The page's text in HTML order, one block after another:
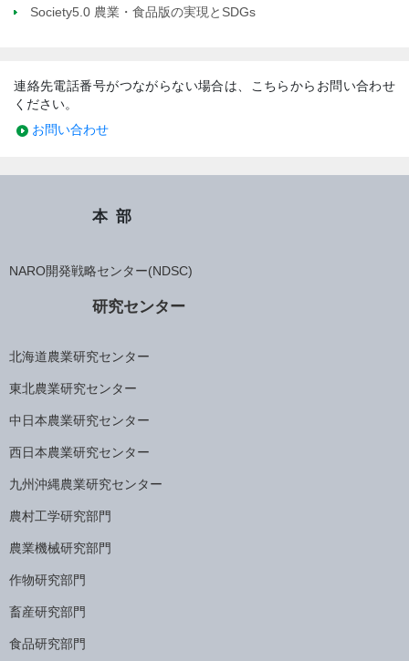
Society5.0 農業・食品版の実現とSDGs
連絡先電話番号がつながらない場合は、こちらからお問い合わせ
ください。
お問い合わせ
本部
NARO開発戦略センター(NDSC)
研究センター
北海道農業研究センター
東北農業研究センター
中日本農業研究センター
西日本農業研究センター
九州沖縄農業研究センター
農村工学研究部門
農業機械研究部門
作物研究部門
畜産研究部門
食品研究部門